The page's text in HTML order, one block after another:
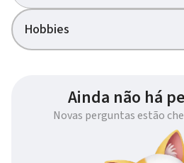
Hobbies
Ainda não há
Novas perguntas estão